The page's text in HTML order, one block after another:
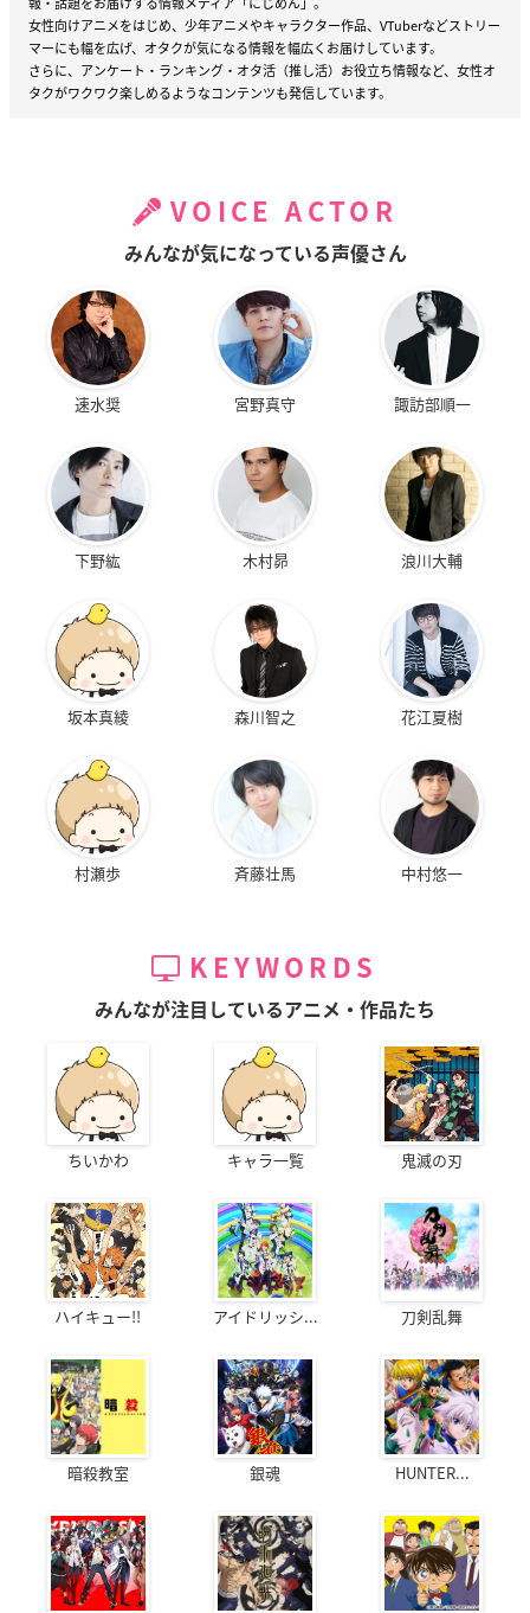
女性向けアニメをはじめ、少年アニメやキャラクター作品、VTuberなどストリー
マーにも幅を広げ、オタクが気になる情報を幅広くお届けしています。
さらに、アンケート・ランキング・オタ活（推し活）お役立ち情報など、女性オ
タクがワクワク楽しめるようなコンテンツも発信しています。
VOICE ACTOR
みんなが気になっている声優さん
速水奨 宮野真守 諏訪部順一
下野紘 木村昴 浪川大輔
坂本真綾 森川智之 花江夏樹
村瀬歩 斉藤壮馬 中村悠一
KEYWORDS
みんなが注目しているアニメ・作品たち
ちいかわ キャラ一覧 鬼滅の刃
ハイキュー!! アイドリッシ... 刀剣乱舞
暗殺教室 銀魂 HUNTER...